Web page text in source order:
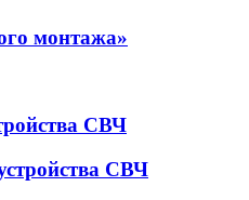
монтажа»
СВЧ
СВЧ